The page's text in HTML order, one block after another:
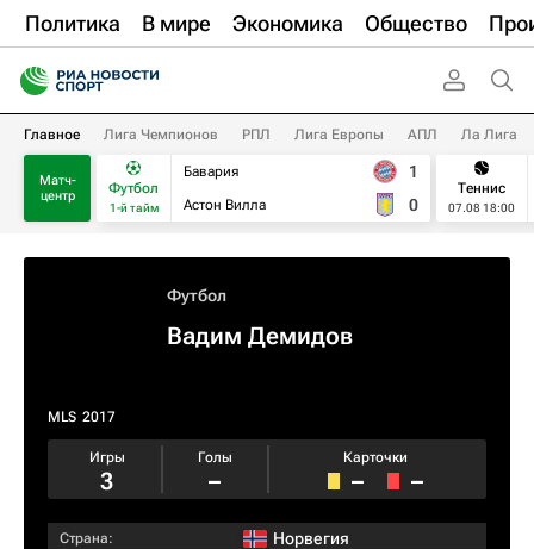
Политика В мире Экономика Общество
Главное Лига Чемпионов РПЛ Лига Европы АПЛ Ла Лига
Матч-
центр
Футбол
1-й тайм
Бавария
Астон Вилла
1
0
Теннис
07.08 18:00
Футбол
Вадим Демидов
MLS 2017
Игры
3
Голы
–
Карточки
– –
Страна: Норвегия